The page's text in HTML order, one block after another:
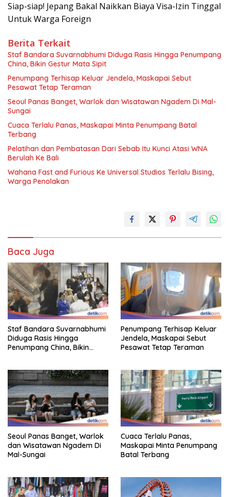
Siap-siap! Jepang Bakal Naikkan Biaya Visa-Izin Tinggal
Untuk Warga Foreign
Berita Terkait
Staf Bandara Suvarnabhumi Diduga Rasis Hingga Penumpang
China, Bikin Gestur Mata Sipit
Penumpang Terhisap Keluar Jendela, Maskapai Sebut
Pesawat Tetap Teraman
Seoul Panas Banget, Warlok dan Wisatawan Ngadem Di Mal-
Sungai
Cuaca Terlalu Panas, Maskapai Minta Penumpang Batal
Terbang
Pelatihan dan Pembatasan Dari Sebab Itu Kunci Atasi WNA
Berulah Ke Bali
Wahana Fast and Furious Ke Universal Studios Terlalu Bising,
Warga Penolakan
Baca Juga
Staf Bandara Suvarnabhumi
Diduga Rasis Hingga
Penumpang China, Bikin
Penumpang Terhisap Keluar
Jendela, Maskapai Sebut
Pesawat Tetap Teraman
Seoul Panas Banget, Warlok
dan Wisatawan Ngadem Di
Mal-Sungai
Cuaca Terlalu Panas,
Maskapai Minta Penumpang
Batal Terbang